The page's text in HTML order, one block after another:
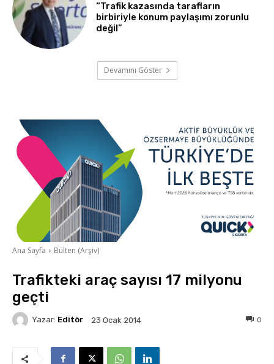
“Trafik kazasında tarafların
birbiriyle konum paylaşımı zorunlu
değil”
Devamını Göster